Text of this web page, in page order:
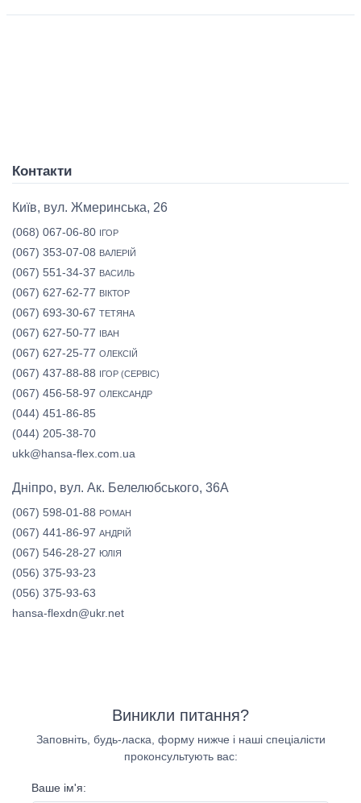
Контакти
Київ, вул. Жмеринська, 26
(068) 067-06-80 ІГОР
(067) 353-07-08 ВАЛЕРІЙ
(067) 551-34-37 ВАСИЛЬ
(067) 627-62-77 ВІКТОР
(067) 693-30-67 ТЕТЯНА
(067) 627-50-77 ІВАН
(067) 627-25-77 ОЛЕКСІЙ
(067) 437-88-88 ІГОР (СЕРВІС)
(067) 456-58-97 ОЛЕКСАНДР
(044) 451-86-85
(044) 205-38-70
ukk@hansa-flex.com.ua
Дніпро, вул. Ак. Белелюбського, 36А
(067) 598-01-88 РОМАН
(067) 441-86-97 АНДРІЙ
(067) 546-28-27 ЮЛІЯ
(056) 375-93-23
(056) 375-93-63
hansa-flexdn@ukr.net
Виникли питання?
Заповніть, будь-ласка, форму нижче і наші спеціалісти
проконсультують вас:
Ваше ім'я: